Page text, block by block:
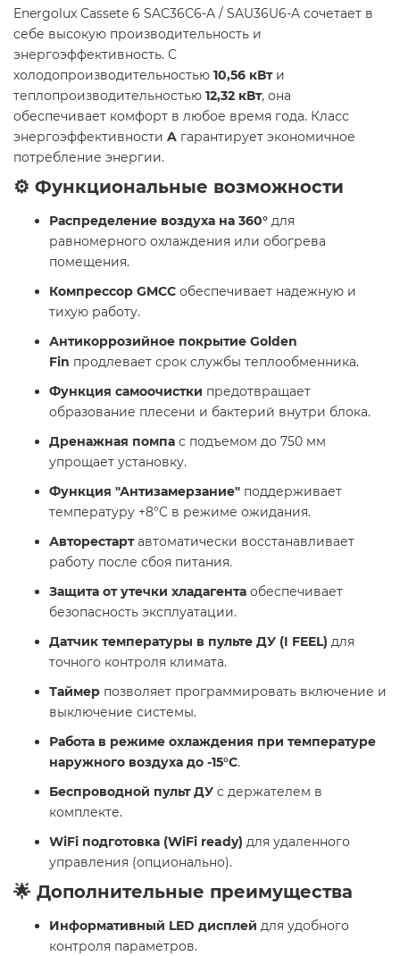
Energolux Cassete 6 SAС36С6-A / SAU36U6-A сочетает в
себе высокую производительность и
энергоэффективность. С
холодопроизводительностью 10,56 кВти
теплопроизводительностью 12,32 кВт, она
обеспечивает комфорт в любое время года. Класс
энергоэффективности A гарантирует экономичное
потребление энергии.
⚙️ Функциональные возможности
Распределение воздуха на 360° для
равномерного охлаждения или обогрева
помещения.
Компрессор GMCC обеспечивает надежную и
тихую работу.
Антикоррозийное покрытие Golden
Fin продлевает срок службы теплообменника.
Функция самоочистки предотвращает
образование плесени и бактерий внутри блока.
Дренажная помпа с подъемом до 750 мм
упрощает установку.
Функция "Антизамерзание" поддерживает
температуру +8°C в режиме ожидания.
Авторестартавтоматически восстанавливает
работу после сбоя питания.
Защита от утечки хладагента обеспечивает
безопасность эксплуатации.
Датчик температуры в пульте ДУ (I FEEL) для
точного контроля климата.
Таймер позволяет программировать включение и
выключение системы.
Работа в режиме охлаждения при температуре
наружного воздуха до -15°C.
Беспроводной пульт ДУ с держателем в
комплекте.
WiFi подготовка (WiFi ready) для удаленного
управления (опционально).
🌟 Дополнительные преимущества
Информативный LED дисплей для удобного
контроля параметров.